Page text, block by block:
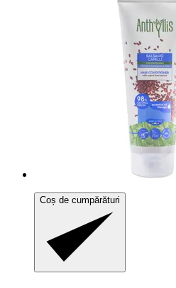
Coș de cumpărături